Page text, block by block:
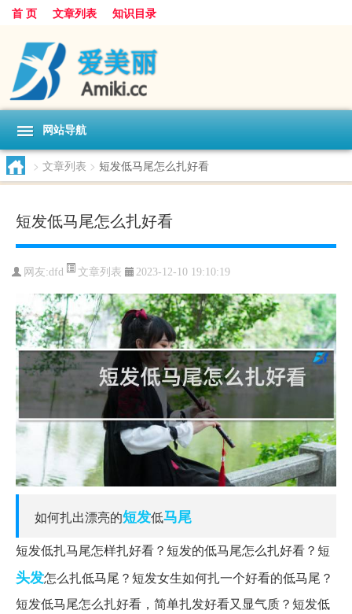
首 页 文章列表 知识目录
网站导航
> 文章列表 > 短发低马尾怎么扎好看
短发低马尾怎么扎好看
网友:dfd 文章列表 2023-12-10 19:10:19
如何扎出漂亮的短发低马尾
短发低扎马尾怎样扎好看？短发的低马尾怎么扎好看？短
头发怎么扎低马尾？短发女生如何扎一个好看的低马尾？
短发低马尾怎么扎好看，简单扎发好看又显气质？短发低